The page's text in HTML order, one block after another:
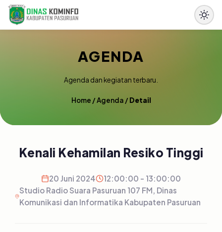
AGENDA
Agenda dan kegiatan terbaru.
Home /Agenda /Detail
Kenali Kehamilan Resiko Tinggi
20 Juni 2024
12:00:00 - 13:00:00
Studio Radio Suara Pasuruan 107 FM, Dinas
Komunikasi dan Informatika Kabupaten Pasuruan